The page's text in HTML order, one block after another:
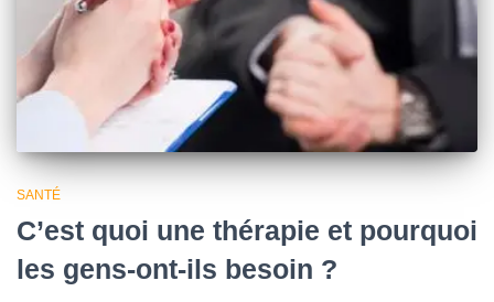
SANTÉ
C’est quoi une thérapie et pourquoi
les gens-ont-ils besoin ?